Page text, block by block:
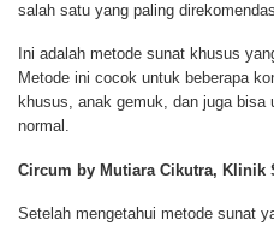
salah satu yang paling
Ini adalah metode sunat khusus
Metode ini cocok untuk beberapa
khusus, anak gemuk, dan juga
normal.
Circum by Mutiara Cikutra, Klinik
Setelah mengetahui metode sunat